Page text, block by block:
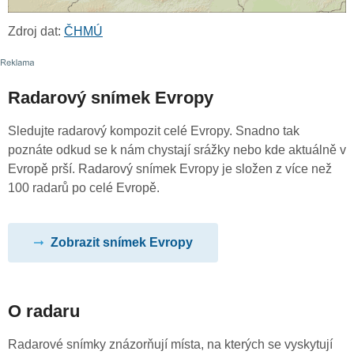
Zdroj dat: ČHMÚ
Radarový snímek Evropy
Sledujte radarový kompozit celé Evropy. Snadno tak
poznáte odkud se k nám chystají srážky nebo kde aktuálně v
Evropě prší. Radarový snímek Evropy je složen z více než
100 radarů po celé Evropě.
Zobrazit snímek Evropy
O radaru
Radarové snímky znázorňují místa, na kterých se vyskytují